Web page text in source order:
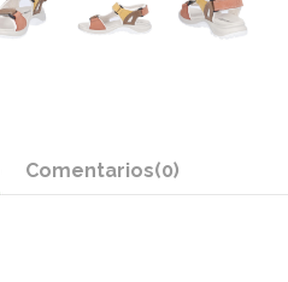
Comentarios(0)